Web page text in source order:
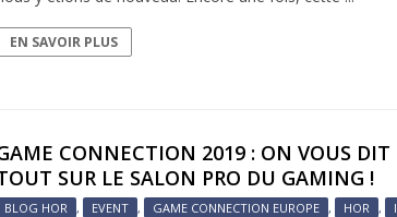
EPIC
EN SAVOIR PLUS
CONNECTION 2019 : ON VOUS DIT
SUR LE SALON PRO DU GAMING !
BLOG HOR , EVENT , GAME CONNECTION EUROPE , HOR ,